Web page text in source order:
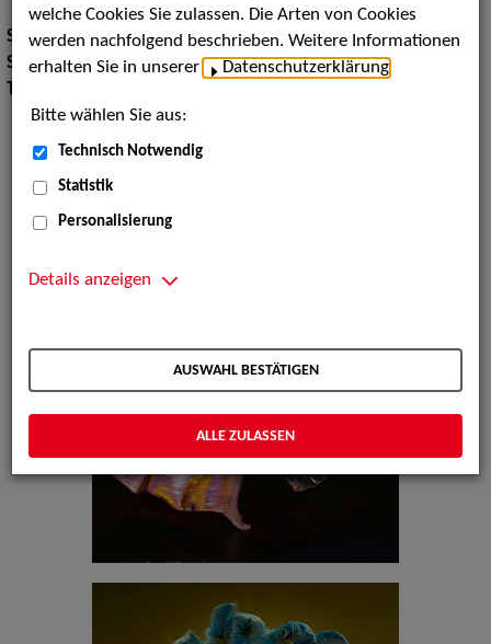
Show:Musik Shows
Show Acts: Tanz
Tanz:
welche Cookies Sie zulassen. Die Arten von Cookies
werden nachfolgend beschrieben. Weitere Informationen
erhalten Sie in unserer
Datenschutzerklärung
Bitte wählen Sie aus:
Technisch Notwendig
Statistik
Personalisierung
Details anzeigen
AUSWAHL BESTÄTIGEN
ALLE ZULASSEN